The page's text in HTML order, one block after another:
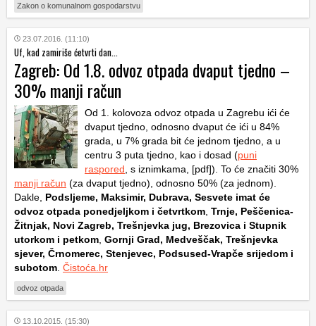
Zakon o komunalnom gospodarstvu
23.07.2016. (11:10)
Uf, kad zamiriše ćetvrti dan...
Zagreb: Od 1.8. odvoz otpada dvaput tjedno –
30% manji račun
Od 1. kolovoza odvoz otpada u Zagrebu ići će
dvaput tjedno, odnosno dvaput će ići u 84%
grada, u 7% grada bit će jednom tjedno, a u
centru 3 puta tjedno, kao i dosad (puni
raspored , s iznimkama, [pdf]). To će značiti 30%
manji račun (za dvaput tjedno), odnosno 50% (za jednom).
Dakle, Podsljeme, Maksimir, Dubrava, Sesvete imat će
odvoz otpada ponedjeljkom i četvrtkom Trnje, Peščenica-
Žitnjak, Novi Zagreb, Trešnjevka jug, Brezovica i Stupnik
utorkom i petkom Gornji Grad, Medveščak, Trešnjevka
sjever, Črnomerec, Stenjevec, Podsused-Vrapče srijedom i
subotom Čistoća.hr
odvoz otpada
13.10.2015. (15:30)